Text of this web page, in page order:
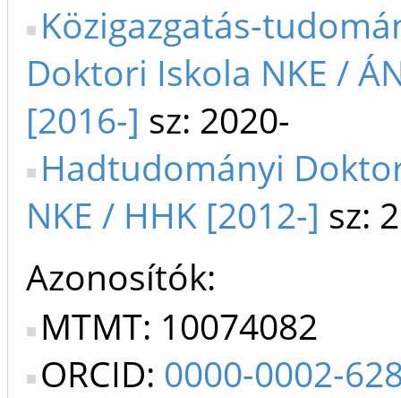
Közigazgatás-
Doktori Iskola NKE /
[2016-] sz: 2020-
Hadtudományi
NKE / HHK [2012-] sz:
Azonosítók
MTMT: 10074082
ORCID: 0000-0002-